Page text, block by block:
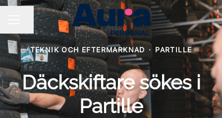
KARRIÄRMENY
Dela sidan
TEKNIK OCH EFTERMARKNAD · PARTILLE
Däckskiftare sökes i
Partille